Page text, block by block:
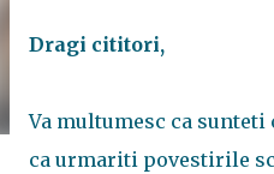
Dragi cititori,
Va multumesc ca
ca urmariti povestirile